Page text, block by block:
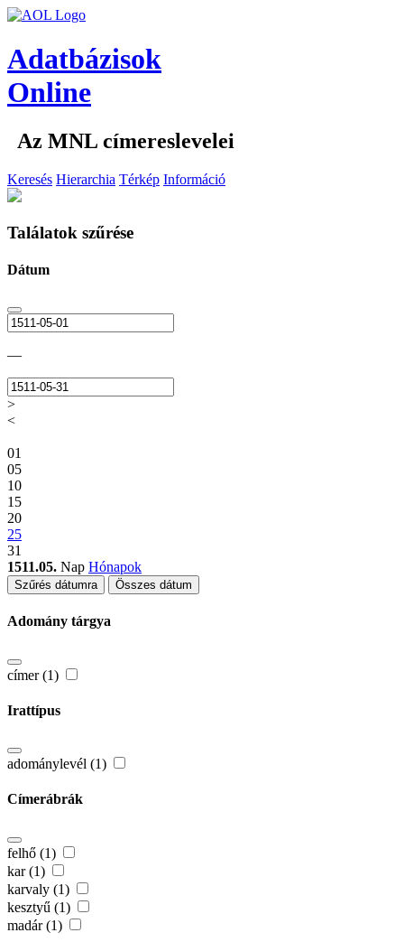
Adatbázisok
Online
Az MNL címereslevelei
Keresés Hierarchia Térkép Információ
Találatok szűrése
Dátum
—
>
<
01
05
10
15
20
25
31
1511.05. Nap Hónapok
Szűrés dátumra Összes dátum
Adomány tárgya
címer (1)
Irattípus
adománylevél (1)
Címerábrák
felhő (1)
kar (1)
karvaly (1)
kesztyű (1)
madár (1)